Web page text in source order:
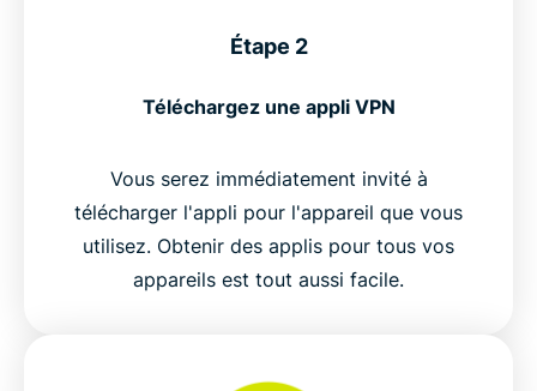
Étape 2
Téléchargez une appli VPN
Vous serez immédiatement invité à
télécharger l'appli pour l'appareil que vous
utilisez. Obtenir des applis pour tous vos
appareils est tout aussi facile.